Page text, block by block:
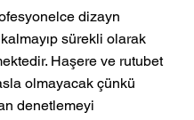
dizayn
sürekli olarak
Haşere ve rutubet
olmayacak çünkü
denetlemeyi